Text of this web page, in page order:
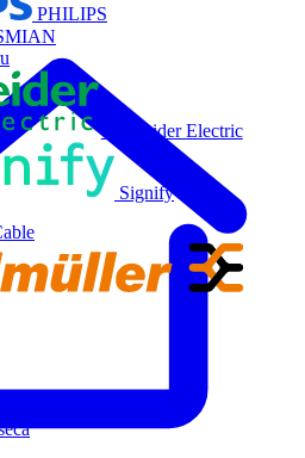
PHILIPS
Schneider Electric
Signify